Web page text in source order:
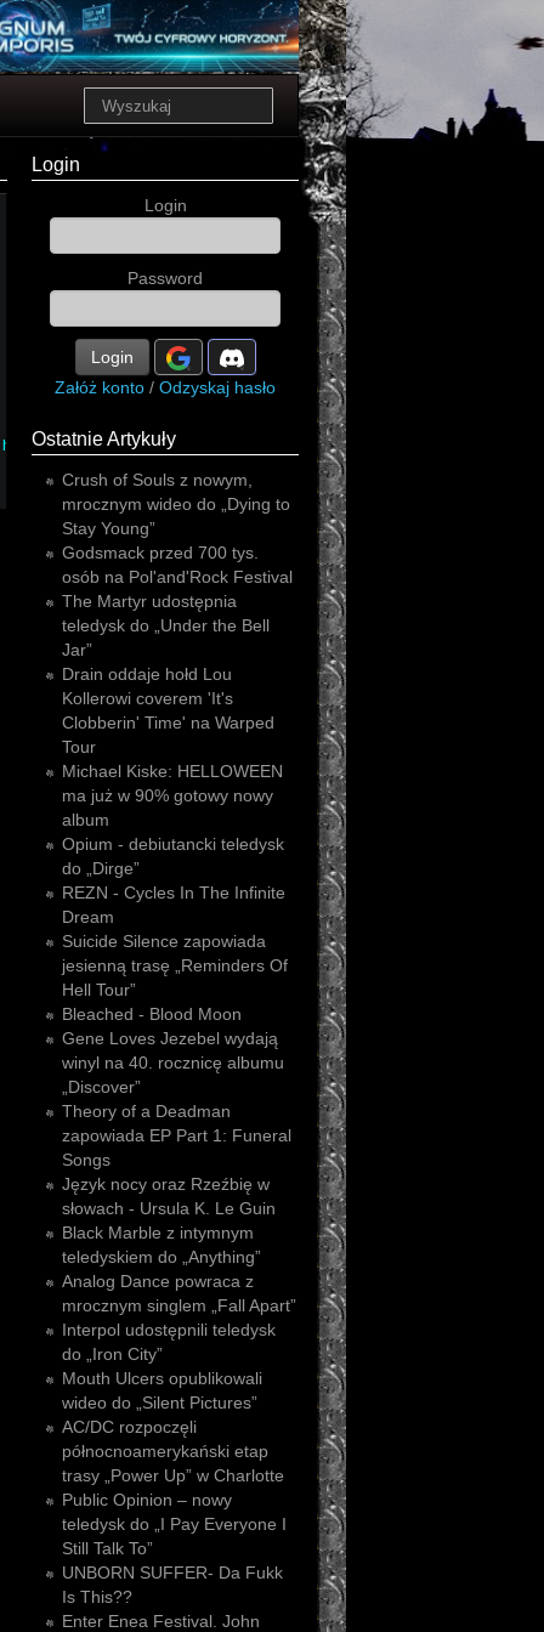
alternative groove
heavy
Login
Login
Password
Login
Załóż konto / Odzyskaj hasło
Ostatnie Artykuły
Crush of Souls z nowym,
mrocznym wideo do „Dying to
Stay Young”
Godsmack przed 700 tys.
osób na Pol'and'Rock Festival
The Martyr udostępnia
teledysk do „Under the Bell
Jar”
Drain oddaje hołd Lou
Kollerowi coverem 'It's
Clobberin' Time' na Warped
Tour
Michael Kiske: HELLOWEEN
ma już w 90% gotowy nowy
album
Opium - debiutancki teledysk
do „Dirge”
REZN - Cycles In The Infinite
Dream
Suicide Silence zapowiada
jesienną trasę „Reminders Of
Hell Tour”
Bleached - Blood Moon
Gene Loves Jezebel wydają
winyl na 40. rocznicę albumu
„Discover”
Theory of a Deadman
zapowiada EP Part 1: Funeral
Songs
Język nocy oraz Rzeźbię w
słowach - Ursula K. Le Guin
Black Marble z intymnym
teledyskiem do „Anything”
Analog Dance powraca z
mrocznym singlem „Fall Apart”
Interpol udostępnili teledysk
do „Iron City”
Mouth Ulcers opublikowali
wideo do „Silent Pictures”
AC/DC rozpoczęli
północnoamerykański etap
trasy „Power Up” w Charlotte
Public Opinion – nowy
teledysk do „I Pay Everyone I
Still Talk To”
UNBORN SUFFER- Da Fukk
Is This??
Enter Enea Festival. John